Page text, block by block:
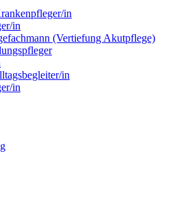
in
in
(Vertiefung Akutpflege)
in
in